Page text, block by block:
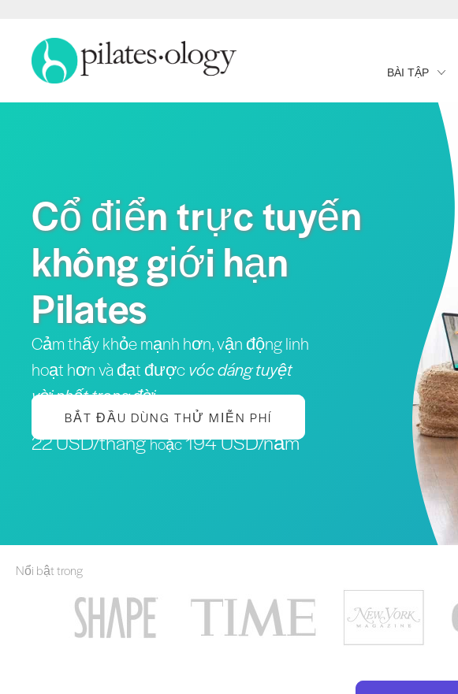
BÀI TẬP
Cổ điển trực tuyến
không giới hạn
Pilates
Cảm thấy khỏe mạnh hơn, vận động linh
hoạt hơn và đạt đượcvóc dáng tuyệt
vời nhất trong đời
BẮT ĐẦU DÙNG THỬ MIỄN PHÍ
22 USD/thánghoặc194 USD/năm
Nổi bật trong